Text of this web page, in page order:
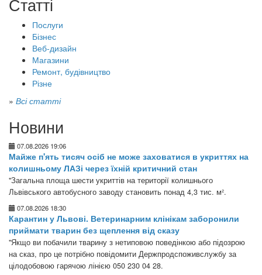
Послуги
Бізнес
Веб-дизайн
Магазини
Ремонт, будівництво
Різне
» Всі статті
Новини
07.08.2026 19:06
Майже п'ять тисяч осіб не може заховатися в укриттях на
колишньому ЛАЗі через їхній критичний стан
"Загальна площа шести укриттів на території колишнього
Львівського автобусного заводу становить понад 4,3 тис. м².
07.08.2026 18:30
Карантин у Львові. Ветеринарним клінікам заборонили
приймати тварин без щеплення від сказу
"Якщо ви побачили тварину з нетиповою поведінкою або підозрою
на сказ, про це потрібно повідомити Держпродспоживслужбу за
цілодобовою гарячою лінією 050 230 04 28.